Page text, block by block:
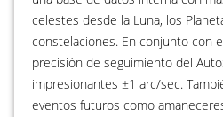
celestes desde la Luna, los
constelaciones. En conjunto con
precisión de seguimiento del
impresionantes ±1 arc/sec.
eventos futuros como